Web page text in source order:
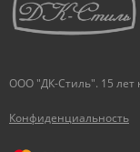
ООО "ДК-Стиль". 15 лет
Конфиденциальность